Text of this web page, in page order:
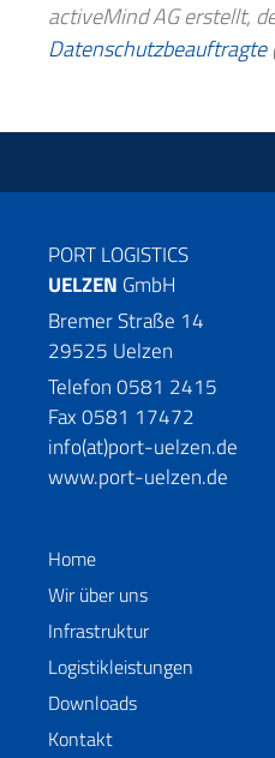
activeMind AG erstellt,
Datenschutzbeauftragte
PORT LOGISTICS
UELZEN GmbH
Bremer Straße 14
29525 Uelzen
Telefon 0581 2415
Fax 0581 17472
info(at)port-uelzen.de
www.port-uelzen.de
Home
Wir über uns
Infrastruktur
Logistikleistungen
Downloads
Kontakt